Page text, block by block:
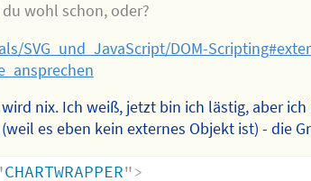
wohl schon, oder?
SVG_und_JavaScript/DOM-
nix. Ich weiß, jetzt bin ich lästig, aber
es eben kein externes Objekt ist) - die
CHARTWRAPPER">